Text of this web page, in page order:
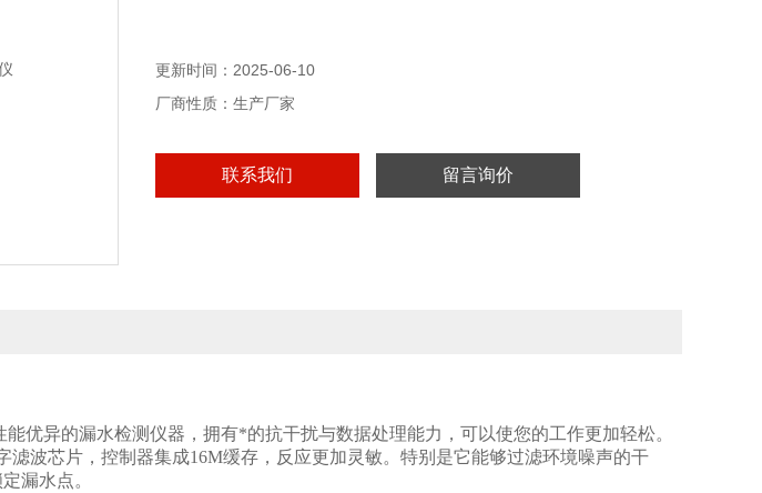
更新时间：2025-06-10
厂商性质：生产厂家
联系我们 留言询价
能优异的漏水检测仪器，拥有*的抗干扰与数据处理能力，可以使您的工作更加轻松。
滤波芯片，控制器集成16M缓存，反应更加灵敏。特别是它能够过滤环境噪声的干
漏水点。